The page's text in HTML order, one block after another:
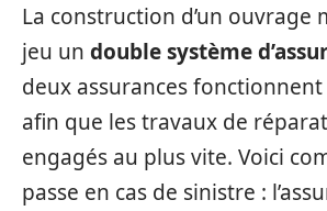
La construction d’un ouvrage
jeu un double système
deux assurances
afin que les travaux de
engagés au plus vite. Voici
passe en cas de sinistre :